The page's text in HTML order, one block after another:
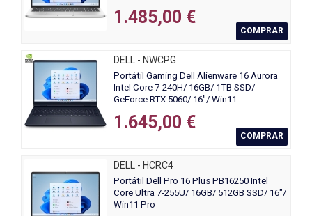
1.485,00 €
COMPRAR
DELL - NWCPG
Portátil Gaming Dell Alienware 16 Aurora
Intel Core 7-240H/ 16GB/ 1TB SSD/
GeForce RTX 5060/ 16"/ Win11
1.645,00 €
COMPRAR
DELL - HCRC4
Portátil Dell Pro 16 Plus PB16250 Intel
Core Ultra 7-255U/ 16GB/ 512GB SSD/ 16"/
Win11 Pro